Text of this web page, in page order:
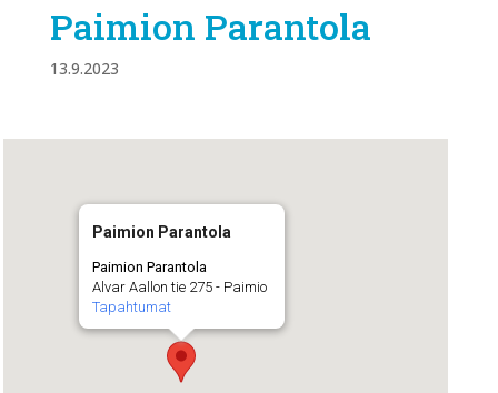
Paimion Parantola
13.9.2023
Paimion Parantola
Paimion Parantola
Alvar Aallon tie 275 - Paimio
Tapahtumat